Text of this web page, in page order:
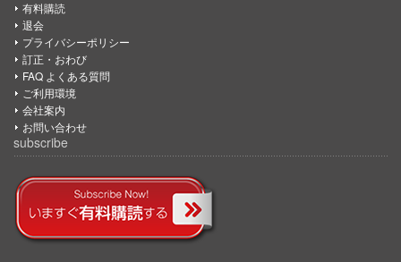
有料購読
退会
プライバシーポリシー
訂正・おわび
FAQ よくある質問
ご利用環境
会社案内
お問い合わせ
subscribe